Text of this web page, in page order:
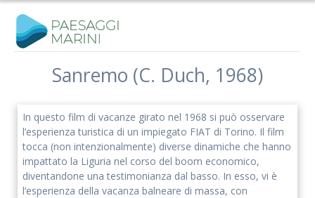
Salta
Sanremo (C. Duch, 1968)
In questo film di vacanze girato nel 1968 si può osservare
l’esperienza turistica di un impiegato FIAT di Torino. Il film
tocca (non intenzionalmente) diverse dinamiche che hanno
impattato la Liguria nel corso del boom economico,
diventandone una testimonianza dal basso. In esso, vi è
l’esperienza della vacanza balneare di massa, con